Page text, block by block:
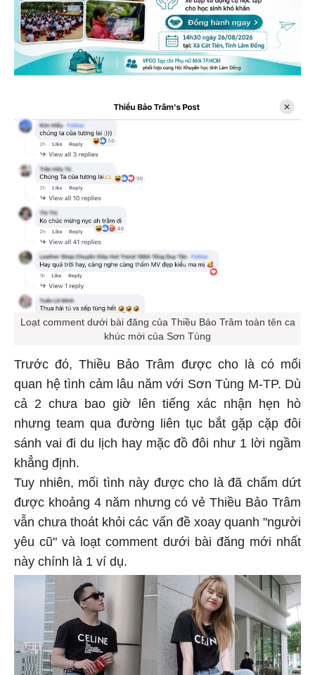
Loạt comment dưới bài đăng của Thiều Bảo Trâm toàn tên ca
khúc mới của Sơn Tùng
Trước đó, Thiều Bảo Trâm được cho là có mối
quan hệ tình cảm lâu năm với Sơn Tùng M-TP. Dù
cả 2 chưa bao giờ lên tiếng xác nhận hẹn hò
nhưng team qua đường liên tục bắt gặp cặp đôi
sánh vai đi du lịch hay mặc đồ đôi như 1 lời ngầm
khẳng định.
Tuy nhiên, mối tình này được cho là đã chấm dứt
được khoảng 4 năm nhưng có vẻ Thiều Bảo Trâm
vẫn chưa thoát khỏi các vấn đề xoay quanh "người
yêu cũ" và loạt comment dưới bài đăng mới nhất
này chính là 1 ví dụ.